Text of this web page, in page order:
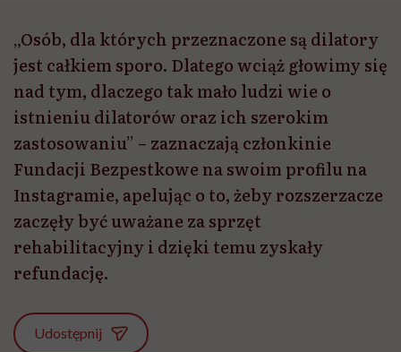
„Osób, dla których przeznaczone są dilatory
jest całkiem sporo. Dlatego wciąż głowimy się
nad tym, dlaczego tak mało ludzi wie o
istnieniu dilatorów oraz ich szerokim
zastosowaniu” – zaznaczają członkinie
Fundacji Bezpestkowe na swoim profilu na
Instagramie, apelując o to, żeby rozszerzacze
zaczęły być uważane za sprzęt
rehabilitacyjny i dzięki temu zyskały
refundację.
Udostępnij